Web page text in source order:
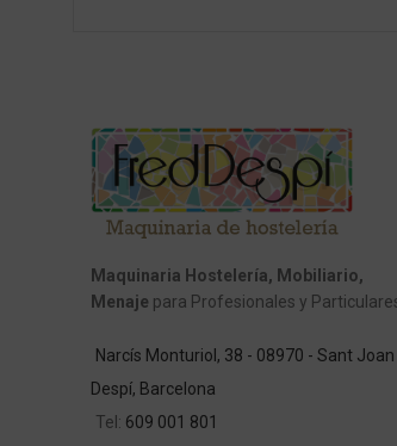
Maquinaria Hostelería, Mobiliario,
Menaje para Profesionales y
Narcís Monturiol, 38 - 08970 - Sant Joan
Despí, Barcelona
Tel: 609 001 801